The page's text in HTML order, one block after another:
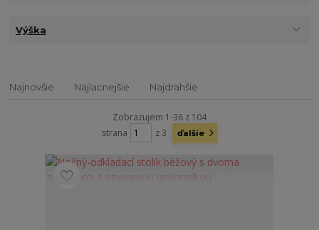
Výška
Najnovšie Najlacnejšie Najdrahšie
Zobrazujem 1-36 z 104
strana
z 3 ďalšie